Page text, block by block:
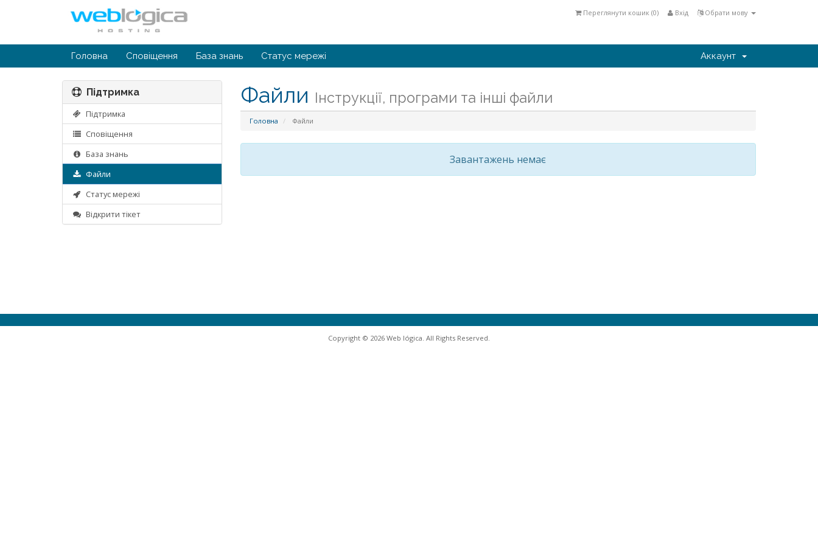
Обрати мову
Вхід
Переглянути кошик (0)
Головна Сповіщення База знань Статус мережі Аккаунт
Файли Інструкції, програми та інші файли
Головна Файли
Завантажень немає
Підтримка
Підтримка
Сповіщення
База знань
Файли
Статус мережі
Відкрити тікет
Copyright © 2026 Web lógica. All Rights Reserved.